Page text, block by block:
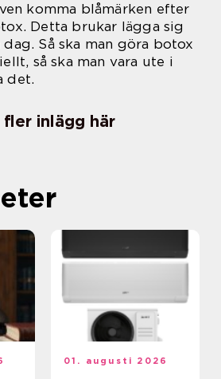
komma blåmärken efter
Detta brukar lägga sig
Så ska man göra botox
så ska man vara ute i
det.
fler inlägg här
01. augusti 2026